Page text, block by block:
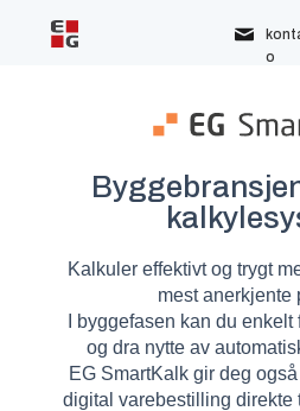
o
Kalkuler effektivt og trygt
mest anerkjente
I byggefasen kan du
og dra nytte av
EG SmartKalk gir deg
digital varebestilling direkte